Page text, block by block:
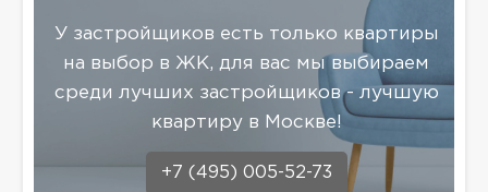
У застройщиков есть только квартиры
на выбор в ЖК, для вас мы выбираем
среди лучших застройщиков - лучшую
квартиру в Москве!
+7 (495) 005-52-73